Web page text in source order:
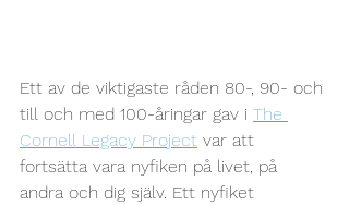
Ett av de viktigaste råden 80-, 90- och
till och med 100-åringar gav i The
Cornell Legacy Project var att
fortsätta vara nyfiken på livet, på
andra och dig själv. Ett nyfiket